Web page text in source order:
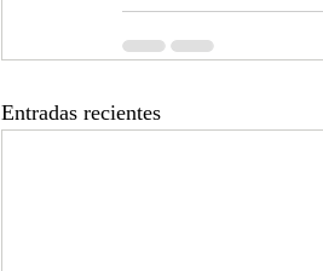
Entradas recientes